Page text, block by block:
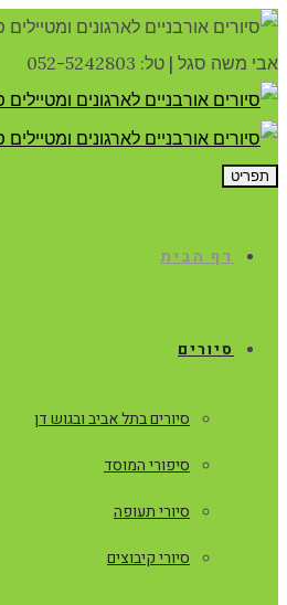
אבי משה סגל| טל: 052-5242803
תפריט
דף הבית
סיורים
סיורים בתל אביב ובגוש דן
סיפורי המוסד
סיורי תעופה
סיורי קיבוצים